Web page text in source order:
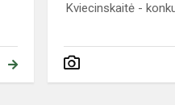
Kviecinskaitė -